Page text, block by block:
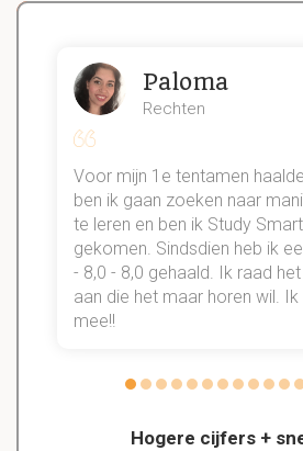
Hogere cijfers +
Paloma
Rechten
Voor mijn 1e tentamen
ben ik gaan zoeken naar
te leren en ben ik Study
gekomen. Sindsdien heb ik
- 8,0 - 8,0 gehaald. Ik raad
aan die het maar horen wil.
mee!!